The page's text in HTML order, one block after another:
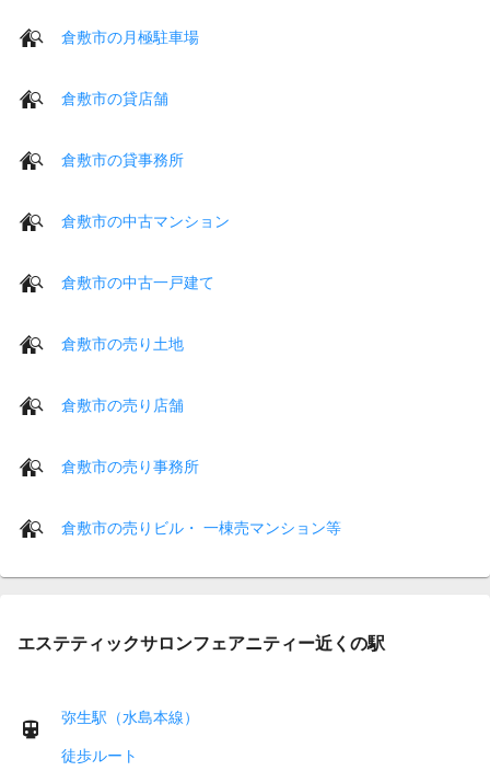
倉敷市の月極駐車場
倉敷市の貸店舗
倉敷市の貸事務所
倉敷市の中古マンション
倉敷市の中古一戸建て
倉敷市の売り土地
倉敷市の売り店舗
倉敷市の売り事務所
倉敷市の売りビル・ 一棟売マンション等
エステティックサロンフェアニティー近くの駅
弥生駅（水島本線）
徒歩ルート